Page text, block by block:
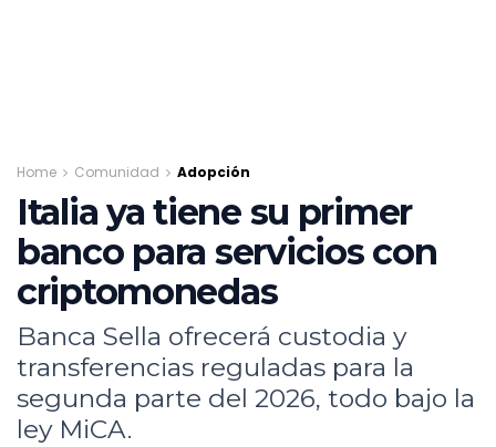
Home Comunidad Adopción
Italia ya tiene su primer
banco para servicios con
criptomonedas
Banca Sella ofrecerá custodia y
transferencias reguladas para la
segunda parte del 2026, todo bajo la
ley MiCA.